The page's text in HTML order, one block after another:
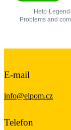
E-mail
info@elpom.cz
Telefon